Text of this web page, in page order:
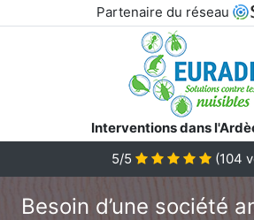
Partenaire du réseau
Interventions dans
5/5
(104
Besoin d’une société